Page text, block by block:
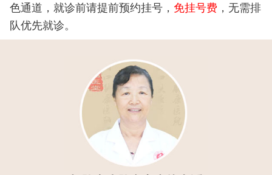
色通道，就诊前请提前预约挂号， 免挂号费，无需排
队优先就诊。